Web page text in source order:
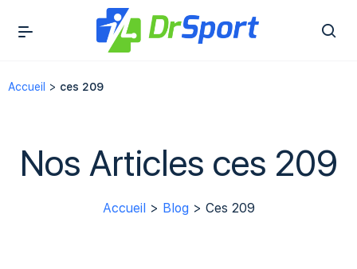
Accueil > ces 209
Nos Articles ces 209
Accueil> Blog > Ces 209